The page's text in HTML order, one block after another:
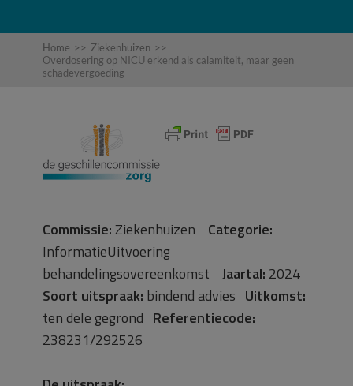
Home >> Ziekenhuizen >>
Overdosering op NICU erkend als calamiteit, maar geen
schadevergoeding
Commissie:Ziekenhuizen Categorie:
InformatieUitvoering
behandelingsovereenkomst Jaartal: 2024
Soort uitspraak: bindend advies Uitkomst:
ten dele gegrond Referentiecode:
238231/292526